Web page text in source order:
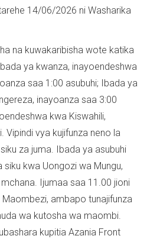
14/06/2026 ni Washarika
na kuwakaribisha wote katika
ya kwanza, inayoendeshwa
saa 1:00 asubuhi; Ibada ya
inayoanza saa 3:00
kwa Kiswahili,
Vipindi vya kujifunza neno la
za juma. Ibada ya asubuhi
siku kwa Uongozi wa Mungu,
Ijumaa saa 11.00 jioni
ambapo tunajifunza
wa kutosha wa maombi.
kupitia Azania Front